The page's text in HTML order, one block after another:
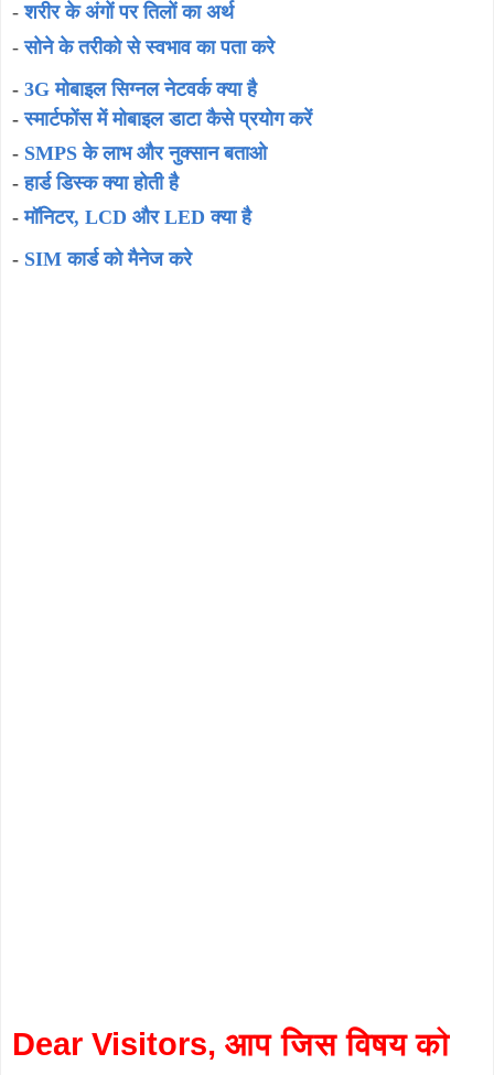
-शरीर के अंगों पर तिलों का अर्थ
-सोने के तरीको से स्वभाव का पता करे
- 3G मोबाइल सिग्नल नेटवर्क क्या है
-स्मार्टफोंस में मोबाइल डाटा कैसे प्रयोग करें
- SMPS के लाभ और नुक्सान बताओ
-हार्ड डिस्क क्या होती है
-मॉनिटर, LCD और LED क्या है
- SIM कार्ड को मैनेज करे
Dear Visitors, आप जिस विषय को